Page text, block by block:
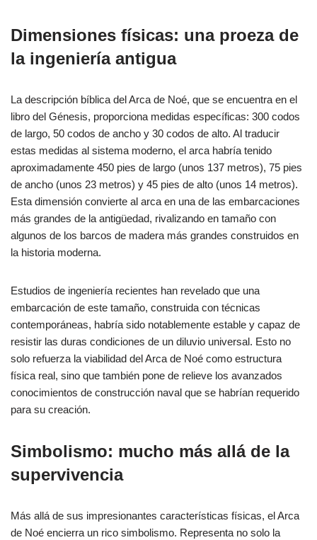
Dimensiones físicas: una proeza de
la ingeniería antigua
La descripción bíblica del Arca de Noé, que se encuentra en el
libro del Génesis, proporciona medidas específicas: 300 codos
de largo, 50 codos de ancho y 30 codos de alto. Al traducir
estas medidas al sistema moderno, el arca habría tenido
aproximadamente 450 pies de largo (unos 137 metros), 75 pies
de ancho (unos 23 metros) y 45 pies de alto (unos 14 metros).
Esta dimensión convierte al arca en una de las embarcaciones
más grandes de la antigüedad, rivalizando en tamaño con
algunos de los barcos de madera más grandes construidos en
la historia moderna.
Estudios de ingeniería recientes han revelado que una
embarcación de este tamaño, construida con técnicas
contemporáneas, habría sido notablemente estable y capaz de
resistir las duras condiciones de un diluvio universal. Esto no
solo refuerza la viabilidad del Arca de Noé como estructura
física real, sino que también pone de relieve los avanzados
conocimientos de construcción naval que se habrían requerido
para su creación.
Simbolismo: mucho más allá de la
supervivencia
Más allá de sus impresionantes características físicas, el Arca
de Noé encierra un rico simbolismo. Representa no solo la